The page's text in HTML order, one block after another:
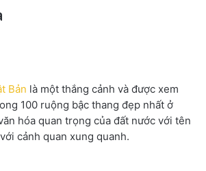
Bản là một thắng cảnh và được xem
100 ruộng bậc thang đẹp nhất ở
hóa quan trọng của đất nước với tên
cảnh quan xung quanh.